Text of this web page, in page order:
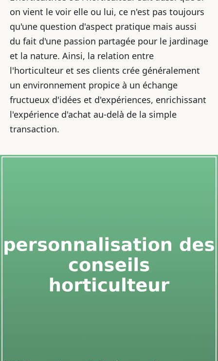
on vient le voir elle ou lui, ce n'est pas toujours
qu'une question d'aspect pratique mais aussi
du fait d'une passion partagée pour le jardinage
et la nature. Ainsi, la relation entre
l'horticulteur et ses clients crée généralement
un environnement propice à un échange
fructueux d'idées et d'expériences, enrichissant
l'expérience d'achat au-delà de la simple
transaction.